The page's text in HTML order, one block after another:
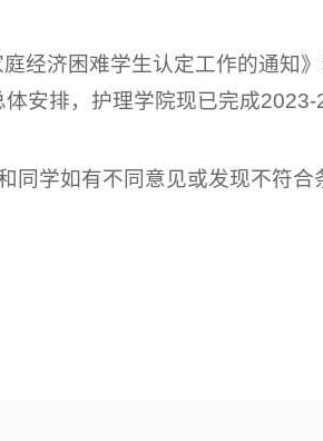
经济困难学生认定工作的通知
安排，护理学院现已完成
学如有不同意见或发现不符合